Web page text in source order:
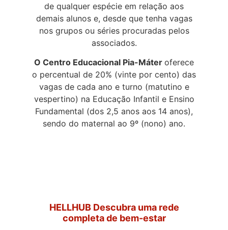
de qualquer espécie em relação aos
demais alunos e, desde que tenha vagas
nos grupos ou séries procuradas pelos
associados.
O Centro Educacional Pia-Máter oferece
o percentual de 20% (vinte por cento) das
vagas de cada ano e turno (matutino e
vespertino) na Educação Infantil e Ensino
Fundamental (dos 2,5 anos aos 14 anos),
sendo do maternal ao 9º (nono) ano.
HELLHUB Descubra uma rede
completa de bem-estar